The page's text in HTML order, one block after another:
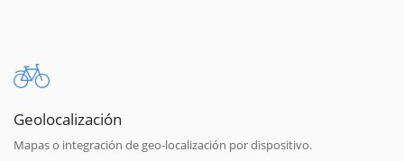
Geolocalización
Mapas o integración de geo-localización por dispositivo.